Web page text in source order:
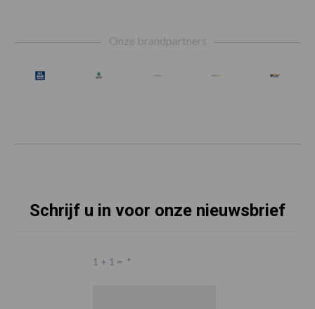
Onze brandpartners
Schrijf u in voor onze nieuwsbrief
1 + 1 = *